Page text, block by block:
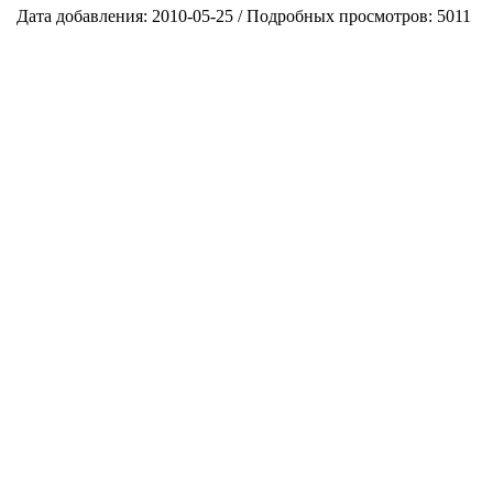
Дата добавления: 2010-05-25 / Подробных просмотров: 5011